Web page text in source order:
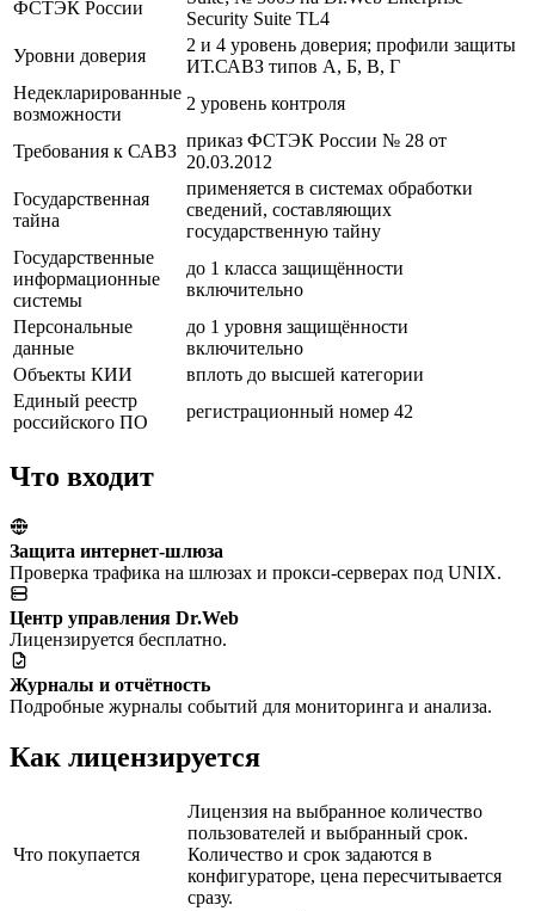
ФСТЭК России
Security Suite TL4
Уровни доверия
2 и 4 уровень доверия; профили защиты
ИТ.САВЗ типов А, Б, В, Г
Недекларированные
возможности
2 уровень контроля
Требования к САВЗ
приказ ФСТЭК России № 28 от
20.03.2012
Государственная
тайна
применяется в системах обработки
сведений, составляющих
государственную тайну
Государственные
информационные
системы
до 1 класса защищённости
включительно
Персональные
данные
до 1 уровня защищённости
включительно
Объекты КИИ
вплоть до высшей категории
Единый реестр
российского ПО
регистрационный номер 42
Что входит
Защита интернет-шлюза
Проверка трафика на шлюзах и прокси-серверах под UNIX.
Центр управления Dr.Web
Лицензируется бесплатно.
Журналы и отчётность
Подробные журналы событий для мониторинга и анализа.
Как лицензируется
Что покупается
Лицензия на выбранное количество
пользователей и выбранный срок.
Количество и срок задаются в
конфигураторе, цена пересчитывается
сразу.